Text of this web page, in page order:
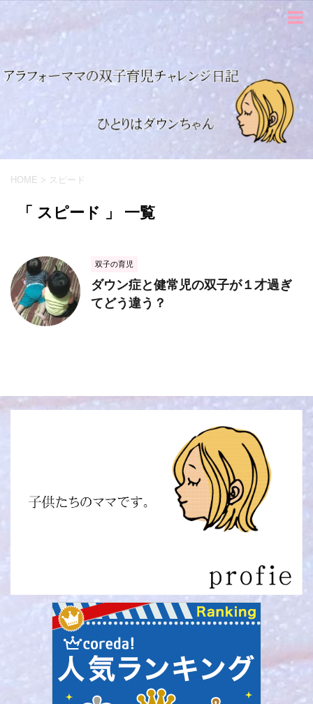
HOME > スピード
「 スピード 」 一覧
双子の育児
ダウン症と健常児の双子が１才過ぎ
てどう違う？